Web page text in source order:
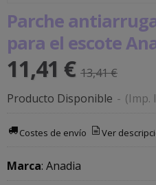
Parche
para el escote
11,41 € 13,41 €
Producto Disponible - (Imp.
Costes de envío Ver
Marca: Anadia